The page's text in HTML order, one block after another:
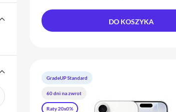
DO KOSZYKA
GradeUP Standard
60 dni na zwrot
Raty 20x0%